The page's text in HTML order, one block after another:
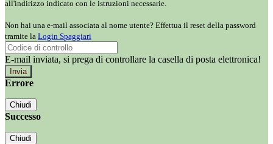
all'indirizzo indicato con le istruzioni necessarie.
Non hai una e-mail associata al nome utente? Effettua il reset della password
tramite la Login Spaggiari
E-mail inviata, si prega di controllare la casella di posta elettronica!
Errore
Chiudi
Successo
Chiudi